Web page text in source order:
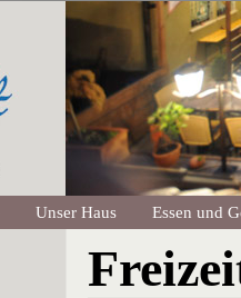
Unser Haus Essen und